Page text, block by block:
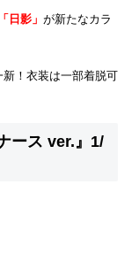
「日影」 が新たなカラ
！衣装は一部着脱可
ース ver.』1/